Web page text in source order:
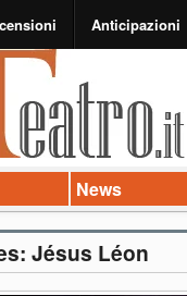
Anticipazioni
News
Jésus Léon